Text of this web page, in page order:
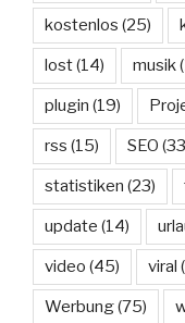
kostenlos (25)
lost(14) musik
plugin (19)
rss (15) SEO
statistiken (23)
update (14)
video (45) viral
Werbung(75)